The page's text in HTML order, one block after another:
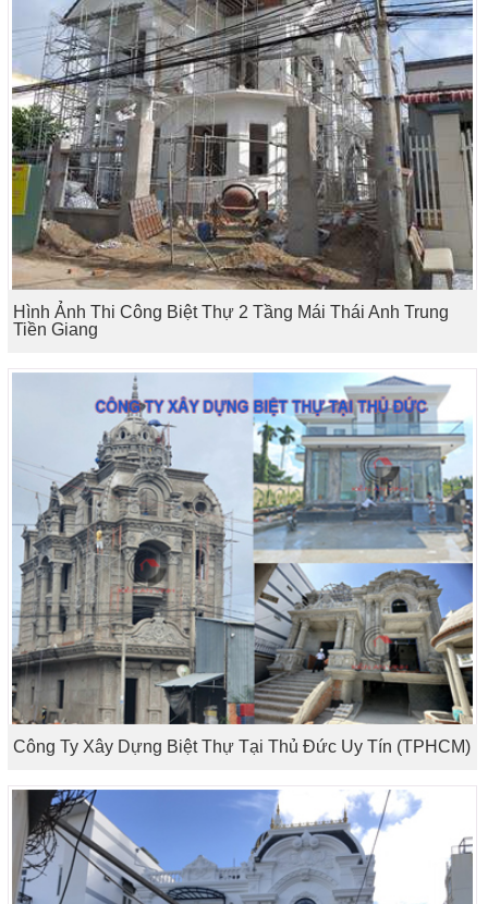
Hình Ảnh Thi Công Biệt Thự 2 Tầng Mái Thái Anh Trung
Tiền Giang
Công Ty Xây Dựng Biệt Thự Tại Thủ Đức Uy Tín (TPHCM)